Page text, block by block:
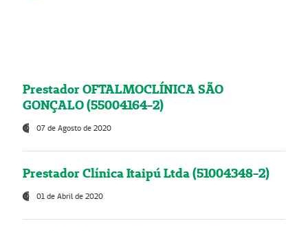
Prestador OFTALMOCLÍNICA SÃO
GONÇALO (55004164-2)
07 de Agosto de 2020
Prestador Clínica Itaipú Ltda (51004348-2)
01 de Abril de 2020